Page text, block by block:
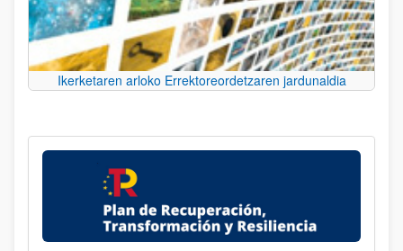
Ikerketaren arloko Errektoreordetzaren jardunaldia